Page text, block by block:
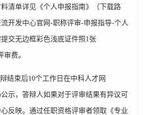
清单详见《个人申报指南》（下载路
开发中心官网-职称评审-申报指导-个人
交无边框彩色浅底证件照1张
审费。
结束后10个工作日在中科人才网
公示，答辩人如果对于评审结果有异议可
反映。通过任职资格评审者领取《专业